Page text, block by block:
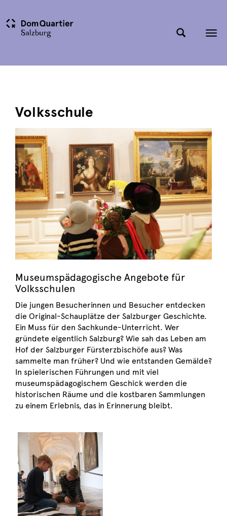
Volksschule
Museumspädagogische Angebote für
Volksschulen
Die jungen Besucherinnen und Besucher entdecken
die Original-Schauplätze der Salzburger Geschichte.
Ein Muss für den Sachkunde-Unterricht. Wer
gründete eigentlich Salzburg? Wie sah das Leben am
Hof der Salzburger Fürsterzbischöfe aus? Was
sammelte man früher? Und wie entstanden Gemälde?
In spielerischen Führungen und mit viel
museumspädagogischem Geschick werden die
historischen Räume und die kostbaren Sammlungen
zu einem Erlebnis, das in Erinnerung bleibt.